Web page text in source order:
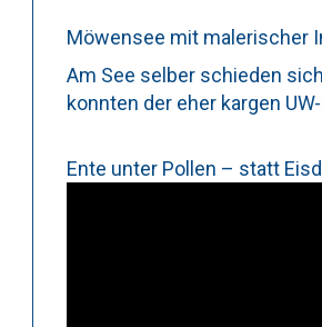
Möwensee mit malerischer
Am See selber schieden
konnten der eher kargen
Ente unter Pollen – statt